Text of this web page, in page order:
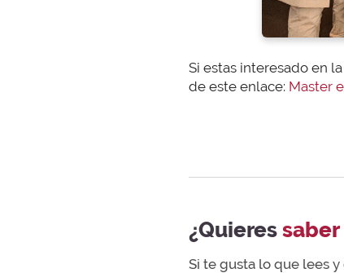
Si estas interesado en
de este enlace: Master
¿Quieressaber
Si te gusta lo que lees